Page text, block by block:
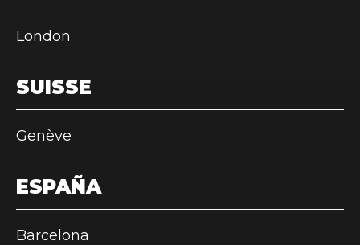
London
SUISSE
Genève
ESPAÑA
Barcelona